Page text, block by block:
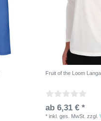
Fruit of the Loom
ab 6,31 € *
*inkl. ges. MwSt. zzgl.